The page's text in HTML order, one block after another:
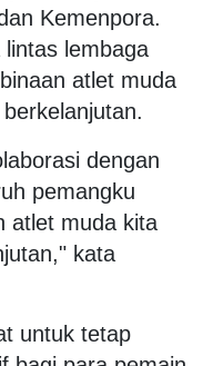
Kemenpora.
lembaga
atlet muda
dengan
pemangku
atlet muda kita
kata
untuk tetap